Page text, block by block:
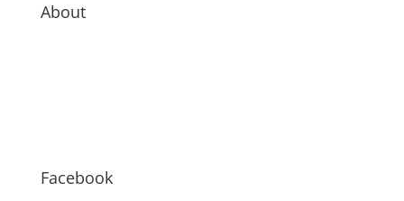
About
Facebook